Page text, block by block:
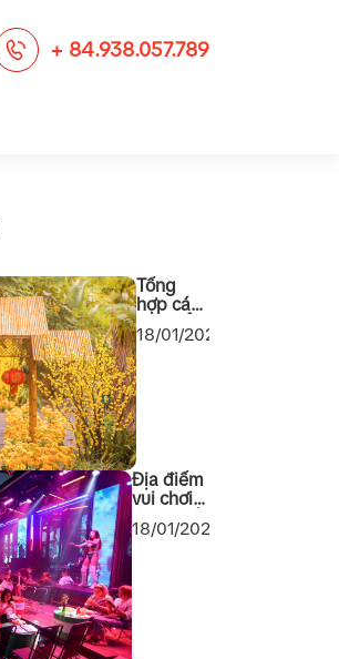
+ 84.938.057.789
Tổng
hợp các
chụp
18/01/2024
Địa điểm
vui chơi
đêm tại
18/01/2024